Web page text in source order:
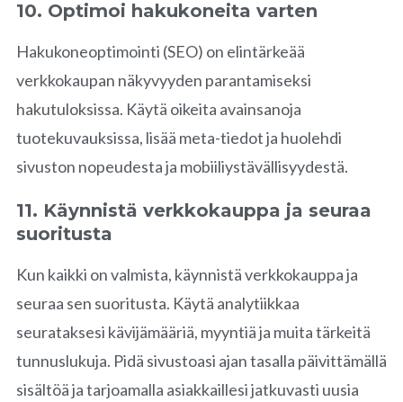
10. Optimoi hakukoneita varten
Hakukoneoptimointi (SEO) on elintärkeää
verkkokaupan näkyvyyden parantamiseksi
hakutuloksissa. Käytä oikeita avainsanoja
tuotekuvauksissa, lisää meta-tiedot ja huolehdi
sivuston nopeudesta ja mobiiliystävällisyydestä.
11. Käynnistä verkkokauppa ja seuraa
suoritusta
Kun kaikki on valmista, käynnistä verkkokauppa ja
seuraa sen suoritusta. Käytä analytiikkaa
seurataksesi kävijämääriä, myyntiä ja muita tärkeitä
tunnuslukuja. Pidä sivustoasi ajan tasalla päivittämällä
sisältöä ja tarjoamalla asiakkaillesi jatkuvasti uusia